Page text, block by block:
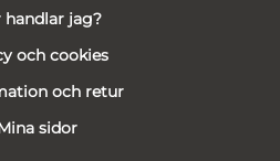
handlar jag?
och cookies
och retur
sidor